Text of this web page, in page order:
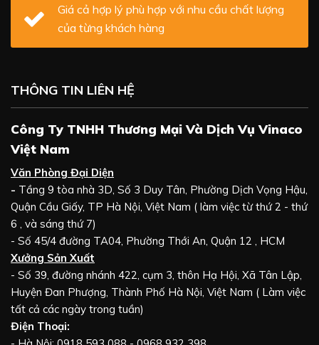
Giá cả hợp lý phù hợp với nhu cầu chất lượng
của từng khách hàng
THÔNG TIN LIÊN HỆ
Công Ty TNHH Thương Mại Và Dịch Vụ Vinaco
Việt Nam
Văn Phòng Đại Diện
- Tầng 9 tòa nhà 3D, Số 3 Duy Tân, Phường Dịch Vọng Hậu,
Quận Cầu Giấy, TP Hà Nội, Việt Nam ( làm việc từ thứ 2 - thứ
6 , và sáng thứ 7)
- Số 45/4 đường TA04, Phường Thới An, Quận 12 , HCM
Xưởng Sản Xuất
- Số 39, đường nhánh 422, cụm 3, thôn Hạ Hội, Xã Tân Lập,
Huyện Đan Phượng, Thành Phố Hà Nội, Việt Nam ( Làm việc
tất cả các ngày trong tuần)
Điện Thoại: